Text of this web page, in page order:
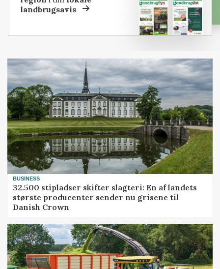
landbrugsavis
BUSINESS
32.500 stipladser skifter slagteri: En af landets
største producenter sender nu grisene til
Danish Crown